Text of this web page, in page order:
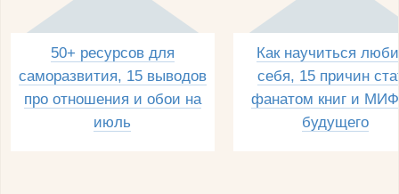
50+ ресурсов для
саморазвития, 15 выводов
про отношения и обои на
июль
Как научиться
себя, 15 причин
фанатом книг и
будущего